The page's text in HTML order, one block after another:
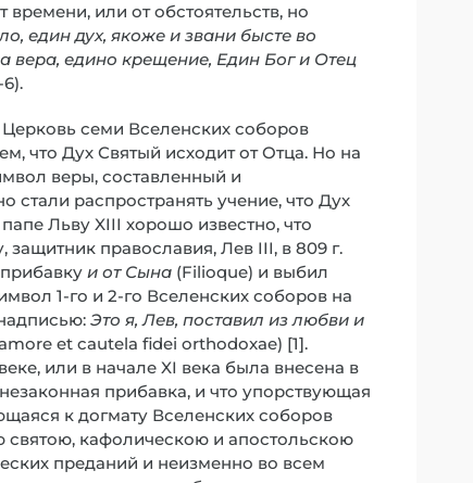
или от обстоятельств, но
един дух, якоже и звани бысте во
вера, едино крещение, Един Бог и Отец
Церковь семи Вселенских соборов
что Дух Святый исходит от Отца. Но на
веры, составленный и
распространять учение, что Дух
Льву XIII хорошо известно, что
православия, Лев III, в 809 г.
и от Сына (Filioque) и выбил
1-го и 2-го Вселенских соборов на
Это я, Лев, поставил из любви и
et cautela fidei orthodoxae) [1].
или в начале XI века была внесена в
прибавка, и что упорствующая
к догмату Вселенских соборов
святою, кафолическою и апостольскою
преданий и неизменно во всем